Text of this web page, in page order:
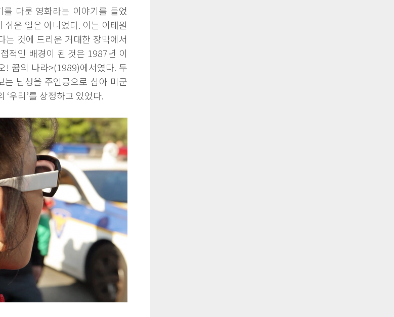
다룬 영화라는 이야기를 들었
운 일은 아니었다. 이는 이태원
는 것에 드리운 거대한 장막에서
적인 배경이 된 것은 1987년 이
! 꿈의 나라>(1989)에서였다. 두
남성을 주인공으로 삼아 미군
우리’를 상정하고 있었다.